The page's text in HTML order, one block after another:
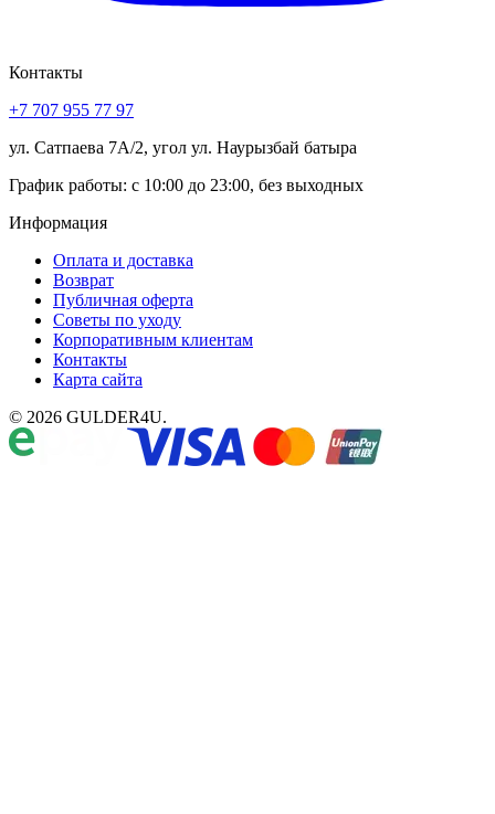
Контакты
+7 707 955 77 97
ул. Сатпаева 7А/2, угол ул. Наурызбай батыра
График работы: с 10:00 до 23:00, без выходных
Информация
Оплата и доставка
Возврат
Публичная оферта
Советы по уходу
Корпоративным клиентам
Контакты
Карта сайта
© 2026 GULDER4U.